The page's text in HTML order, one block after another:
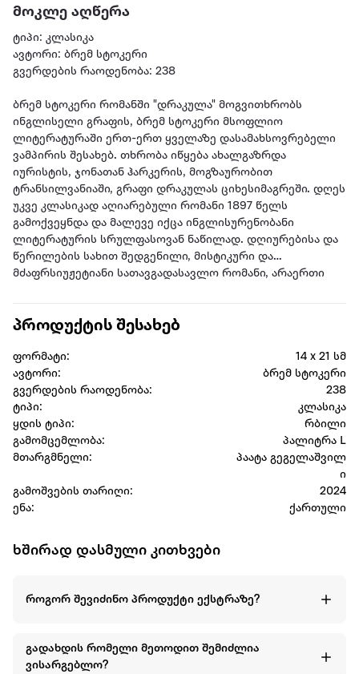
მოკლე აღწერა
ტიპი: კლასიკა
ავტორი: ბრემ სტოკერი
გვერდების რაოდენობა: 238
ბრემ სტოკერი რომანში "დრაკულა" მოგვითხრობს
ინგლისელი გრაფის, ბრემ სტოკერი მსოფლიო
ლიტერატურაში ერთ-ერთ ყველაზე დასამახსოვრებელი
ვამპირის შესახებ. თხრობა იწყება ახალგაზრდა
იურისტის, ჯონათან ჰარკერის, მოგზაურობით
ტრანსილვანიაში, გრაფი დრაკულას ციხესიმაგრეში. დღეს
უკვე კლასიკად აღიარებული რომანი 1897 წელს
გამოქვეყნდა და მალევე იქცა ინგლისურენობანი
ლიტერატურის სრულფასოვან ნაწილად. დღიურებისა და
წერილების სახით შედგენილი, მისტიკური და
მძაფრსიუჟეტიანი სათავგადასავლო რომანი, არაერთი
პროდუქტის შესახებ
ფორმატი:
14 x 21 სმ
ავტორი:
ბრემ სტოკერი
გვერდების რაოდენობა:
238
ტიპი:
კლასიკა
ყდის ტიპი:
რბილი
გამომცემლობა:
პალიტრა L
მთარგმნელი:
პაატა გეგელაშვილ
ი
გამოშვების თარიღი:
2024
ენა:
ქართული
ხშირად დასმული კითხვები
როგორ შევიძინო პროდუქტი ექსტრაზე?
გადახდის რომელი მეთოდით შემიძლია
ვისარგებლო?